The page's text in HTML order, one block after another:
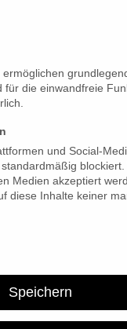
ermöglichen
für die einwandfreie
und Social-
blockiert.
Medien akzeptiert
diese Inhalte keiner
Speichern